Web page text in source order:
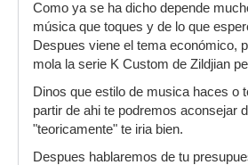
Como ya se ha dicho depende
música que toques y de lo que
Despues viene el tema económico,
mola la serie K Custom de Zildjian
Dinos que estilo de musica haces o
partir de ahi te podremos aconsejar
"teoricamente" te iria bien.
Despues hablaremos de tu